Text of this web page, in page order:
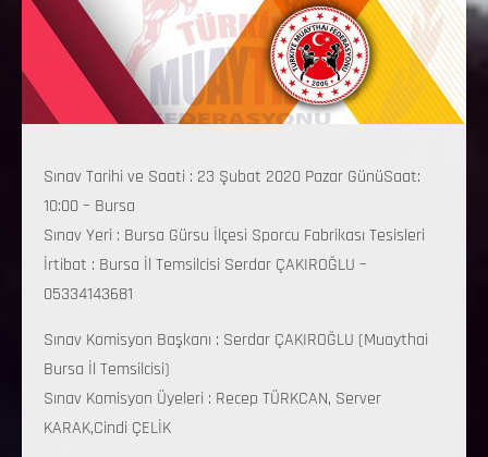
Sınav Tarihi ve Saati : 23 Şubat 2020 Pazar GünüSaat:
10:00 – Bursa
Sınav Yeri : Bursa Gürsu İlçesi Sporcu Fabrikası Tesisleri
İrtibat : Bursa İl Temsilcisi Serdar ÇAKIROĞLU –
05334143681
Sınav Komisyon Başkanı : Serdar ÇAKIROĞLU (Muaythai
Bursa İl Temsilcisi)
Sınav Komisyon Üyeleri : Recep TÜRKCAN, Server
KARAK,Cindi ÇELİK